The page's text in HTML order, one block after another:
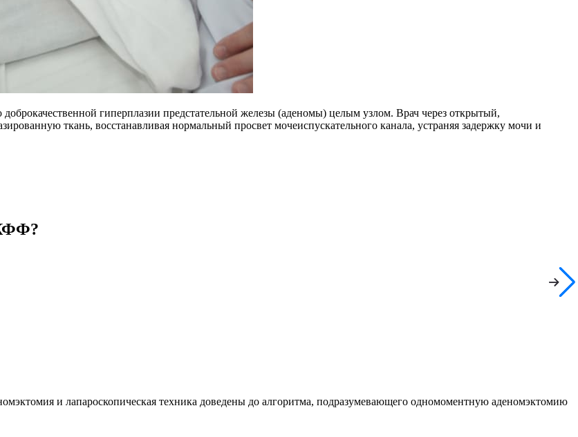
гиперплазии предстательной железы (аденомы) целым узлом. Врач через открытый,
ткань, восстанавливая нормальный просвет мочеиспускательного канала, устраняя задержку мочи и
и лапароскопическая техника доведены до алгоритма, подразумевающего одномоментную аденомэктомию